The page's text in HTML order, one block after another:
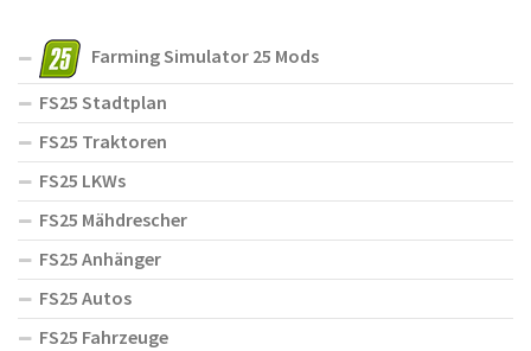
Farming Simulator 25 Mods
FS25 Stadtplan
FS25 Traktoren
FS25 LKWs
FS25 Mähdrescher
FS25 Anhänger
FS25 Autos
FS25 Fahrzeuge